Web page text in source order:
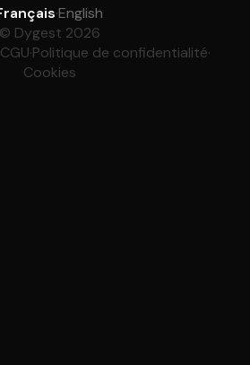
·English
© Dygest 2026
CGU·Politique de confidentialité·
Cookies